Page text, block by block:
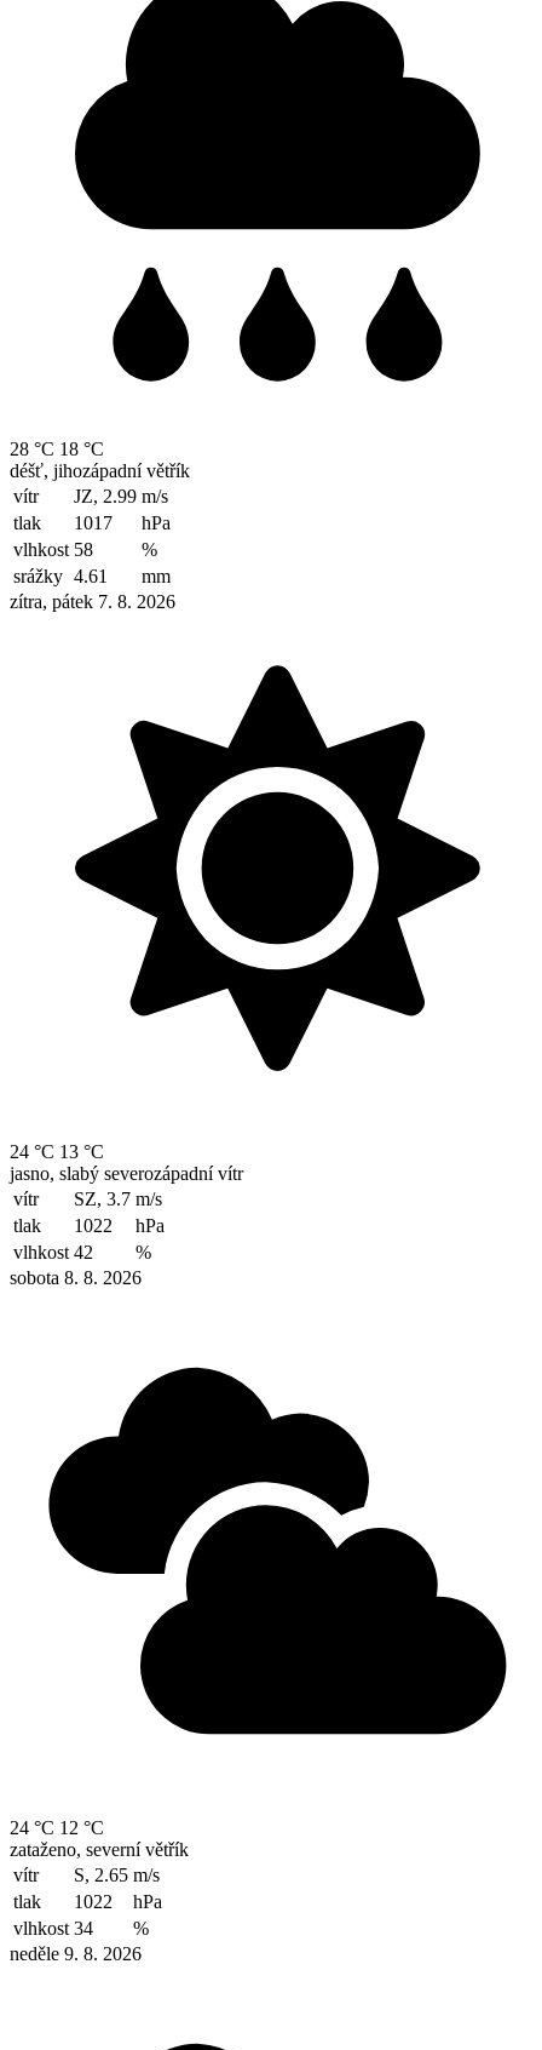
28 °C 18 °C
déšť, jihozápadní větřík
vítr
JZ, 2.99 m/s
tlak
1017
hPa
vlhkost 58
%
srážky 4.61
mm
zítra, pátek 7. 8. 2026
24 °C 13 °C
jasno, slabý severozápadní vítr
vítr
SZ, 3.7 m/s
tlak
1022
hPa
vlhkost 42
%
sobota 8. 8. 2026
24 °C 12 °C
zataženo, severní větřík
vítr
S, 2.65 m/s
tlak
1022
hPa
vlhkost 34
%
neděle 9. 8. 2026